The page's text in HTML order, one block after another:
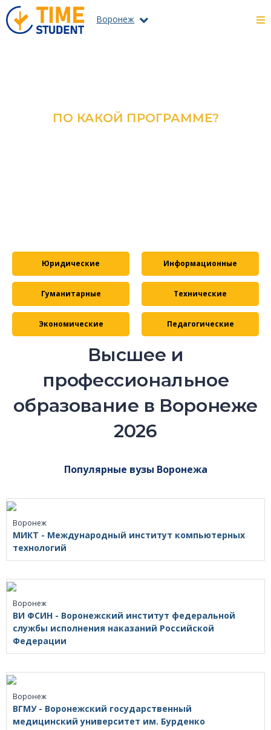
Воронеж
ПО КАКОЙ ПРОГРАММЕ?
Юридические Информационные
Гуманитарные Технические
Экономические Педагогические
Высшее и
профессиональное
образование в Воронеже
2026
Популярные вузы Воронежа
Воронеж
МИКТ - Международный институт компьютерных
технологий
Воронеж
ВИ ФСИН - Воронежский институт федеральной
службы исполнения наказаний Российской
Федерации
Воронеж
ВГМУ - Воронежский государственный
медицинский университет им. Бурденко